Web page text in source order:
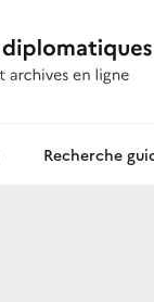
Recherche